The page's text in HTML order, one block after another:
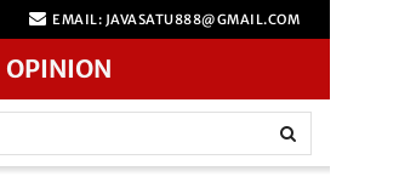
EMAIL: JAVASATU888@GMAIL.COM
OPINION